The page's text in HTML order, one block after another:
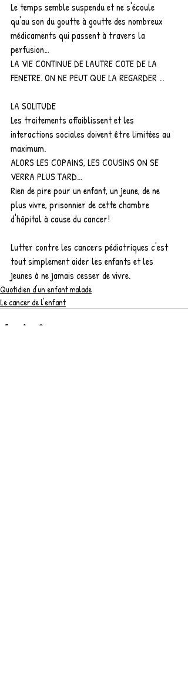
Le temps semble suspendu et ne s'écoule
qu'au son du goutte à goutte des nombreux
médicaments qui passent à travers la
perfusion…
LA VIE CONTINUE DE LAUTRE COTE DE LA
FENETRE. ON NE PEUT QUE LA REGARDER …
LA SOLITUDE
Les traitements affaiblissent et les
interactions sociales doivent être limitées au
maximum.
ALORS LES COPAINS, LES COUSINS ON SE
VERRA PLUS TARD...
Rien de pire pour un enfant, un jeune, de ne
plus vivre, prisonnier de cette chambre
d'hôpital à cause du cancer!
Lutter contre les cancers pédiatriques c'est
tout simplement aider les enfants et les
jeunes à ne jamais cesser de vivre.
Quotidien d'un enfant malade
Le cancer de l'enfant